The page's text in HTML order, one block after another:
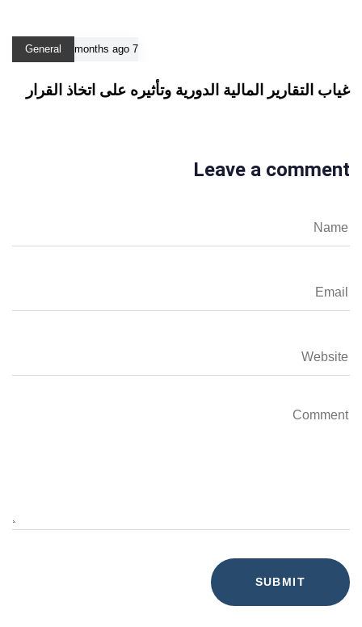
7 months ago
General
غياب التقارير المالية الدورية وتأثيره على اتخاذ القرار
Leave a comment